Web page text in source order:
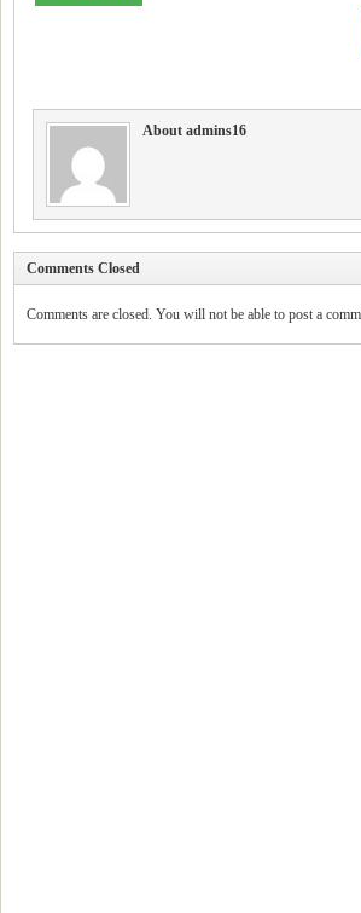
About admins16
Comments Closed
Comments are closed. You will not be able to post a